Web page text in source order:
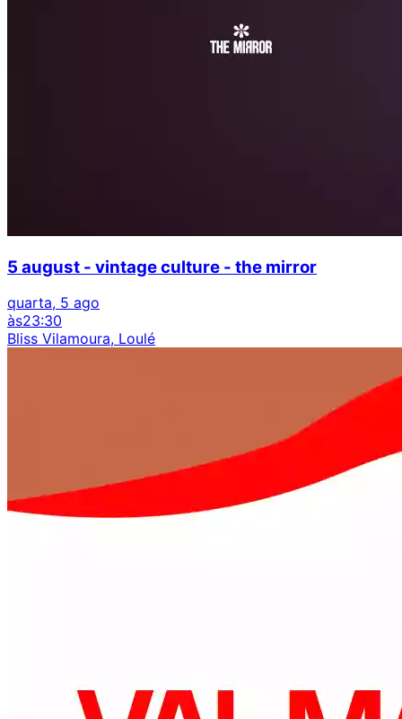
5 august - vintage culture - the mirror
quarta, 5 ago
às23:30
Bliss Vilamoura, Loulé